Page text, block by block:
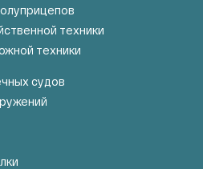
техники
техники
судов